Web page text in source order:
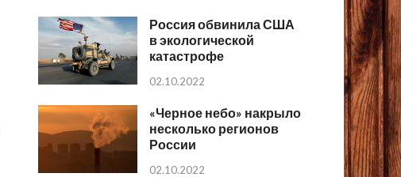
Россия обвинила США
в экологической
катастрофе
02.10.2022
«Черное небо» накрыло
несколько регионов
России
02.10.2022